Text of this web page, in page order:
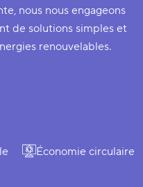
nous nous engageons
de solutions simples et
renouvelables.
Économie circulaire